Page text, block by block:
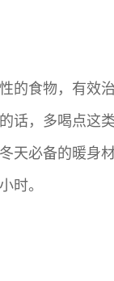
的食物，有效
话，多喝点这
天必备的暖身
时。